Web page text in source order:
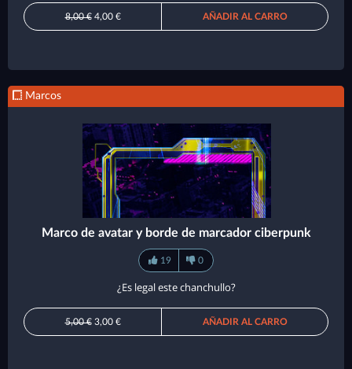
8,00 €4,00 € AÑADIR AL CARRO
Marcos
Marco de avatar y borde de marcador ciberpunk
19 0
¿Es legal este chanchullo?
5,00 €3,00 € AÑADIR AL CARRO